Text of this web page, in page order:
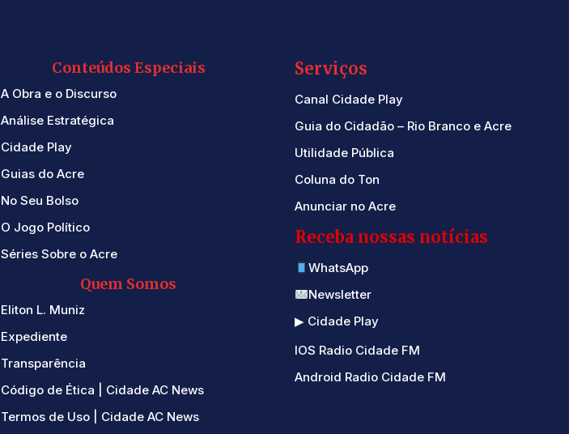
Conteúdos Especiais
A Obra e o Discurso
Análise Estratégica
Cidade Play
Guias do Acre
No Seu Bolso
O Jogo Político
Séries Sobre o Acre
Quem Somos
Eliton L. Muniz
Expediente
Transparência
Código de Ética | Cidade AC News
Termos de Uso | Cidade AC News
Serviços
Canal Cidade Play
Guia do Cidadão – Rio Branco e Acre
Utilidade Pública
Coluna do Ton
Anunciar no Acre
Receba nossas notícias
WhatsApp
Newsletter
▶ Cidade Play
IOS Radio Cidade FM
Android Radio Cidade FM